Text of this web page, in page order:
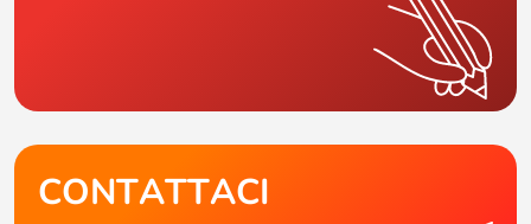
CONTATTACI